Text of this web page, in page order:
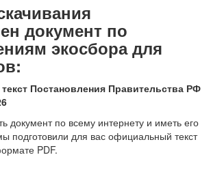
документ по
экосбора для
Постановления Правительства РФ
документ по всему интернету и иметь его
подготовили для вас официальный текст
PDF.